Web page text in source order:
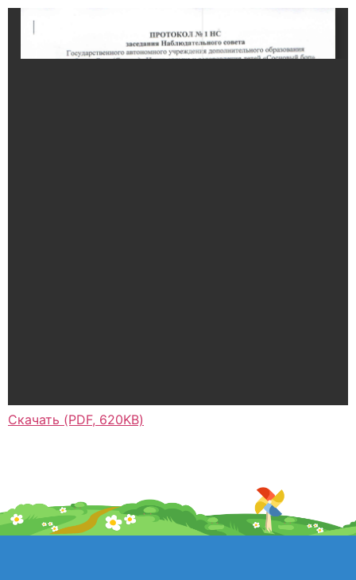
Скачать (PDF, 620KB)